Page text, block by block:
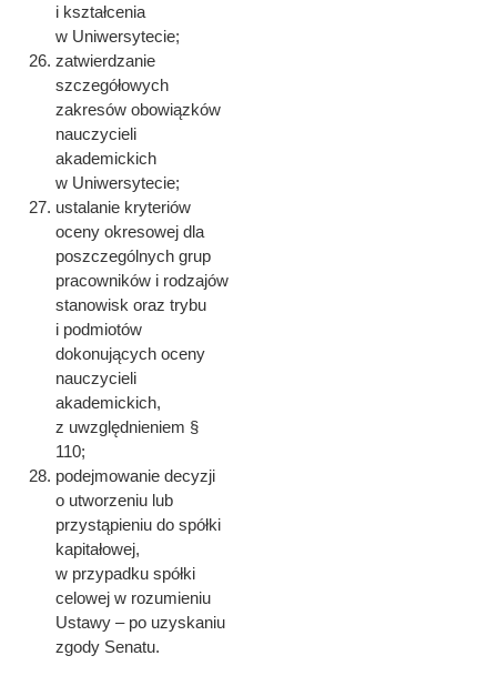
i kształcenia
w Uniwersytecie;
zatwierdzanie
szczegółowych
zakresów obowiązków
nauczycieli
akademickich
w Uniwersytecie;
ustalanie kryteriów
oceny okresowej dla
poszczególnych grup
pracowników i rodzajów
stanowisk oraz trybu
i podmiotów
dokonujących oceny
nauczycieli
akademickich,
z uwzględnieniem §
110;
podejmowanie decyzji
o utworzeniu lub
przystąpieniu do spółki
kapitałowej,
w przypadku spółki
celowej w rozumieniu
Ustawy – po uzyskaniu
zgody Senatu.